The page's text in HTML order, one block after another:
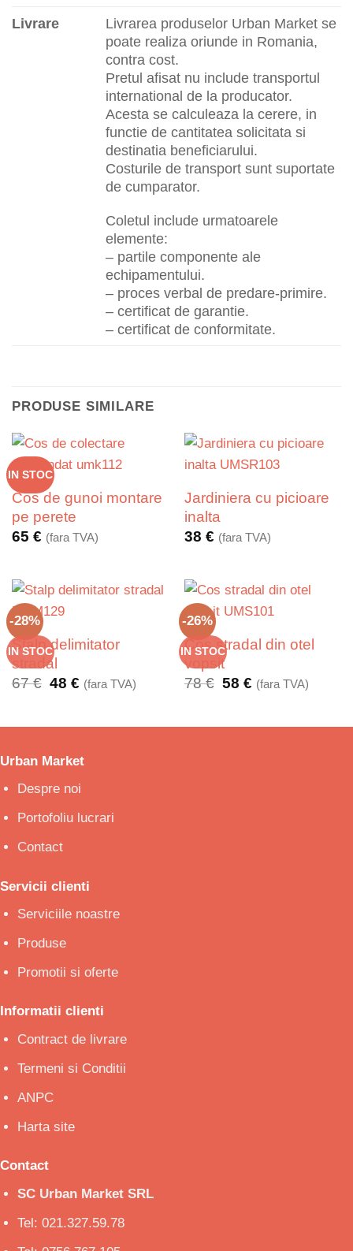
Livrare
Livrarea produselor Urban Market se
poate realiza oriunde in Romania,
contra cost.
Pretul afisat nu include transportul
international de la producator.
Acesta se calculeaza la cerere, in
functie de cantitatea solicitata si
destinatia beneficiarului.
Costurile de transport sunt suportate
de cumparator.
Coletul include urmatoarele
elemente:
– partile componente ale
echipamentului.
– proces verbal de predare-primire.
– certificat de garantie.
– certificat de conformitate.
PRODUSE SIMILARE
IN STOC
Cos de gunoi montare
pe perete
65 € (fara TVA)
Jardiniera cu picioare
inalta
38 € (fara TVA)
-28%
IN STOC
Stalp delimitator
stradal
67€ Prețul
fost:
48€ Prețul
48 €.
(fara TVA)
-26%
IN STOC
Cos stradal din otel
vopsit
78€ Prețul
fost:
58€ Prețul
58 €.
(fara TVA)
Urban Market
Despre noi
Portofoliu lucrari
Contact
Servicii clienti
Serviciile noastre
Produse
Promotii si oferte
Informatii clienti
Contract de livrare
Termeni si Conditii
ANPC
Harta site
Contact
SC Urban Market SRL
Tel: 021.327.59.78